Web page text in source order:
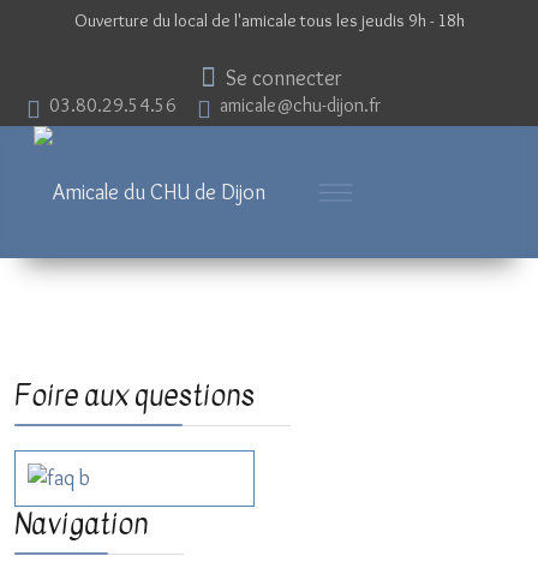
Ouverture du local de l'amicale tous les jeudis 9h - 18h
Se connecter
03.80.29.54.56 amicale@chu-dijon.fr
Foire aux questions
Navigation